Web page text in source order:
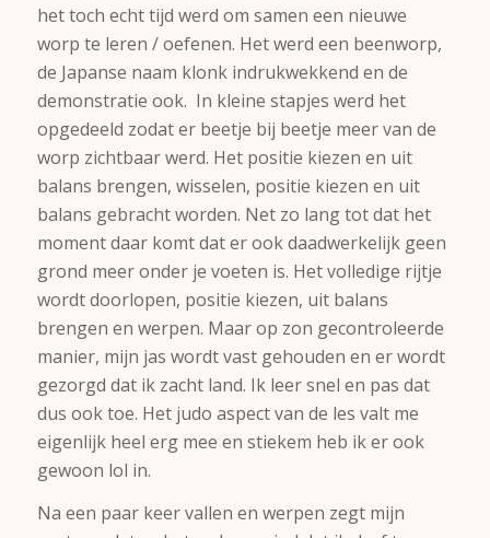
het toch echt tijd werd om samen een nieuwe
worp te leren / oefenen. Het werd een beenworp,
de Japanse naam klonk indrukwekkend en de
demonstratie ook. In kleine stapjes werd het
opgedeeld zodat er beetje bij beetje meer van de
worp zichtbaar werd. Het positie kiezen en uit
balans brengen, wisselen, positie kiezen en uit
balans gebracht worden. Net zo lang tot dat het
moment daar komt dat er ook daadwerkelijk geen
grond meer onder je voeten is. Het volledige rijtje
wordt doorlopen, positie kiezen, uit balans
brengen en werpen. Maar op zon gecontroleerde
manier, mijn jas wordt vast gehouden en er wordt
gezorgd dat ik zacht land. Ik leer snel en pas dat
dus ook toe. Het judo aspect van de les valt me
eigenlijk heel erg mee en stiekem heb ik er ook
gewoon lol in.
Na een paar keer vallen en werpen zegt mijn